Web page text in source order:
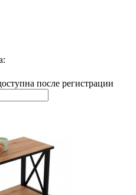
после регистрации